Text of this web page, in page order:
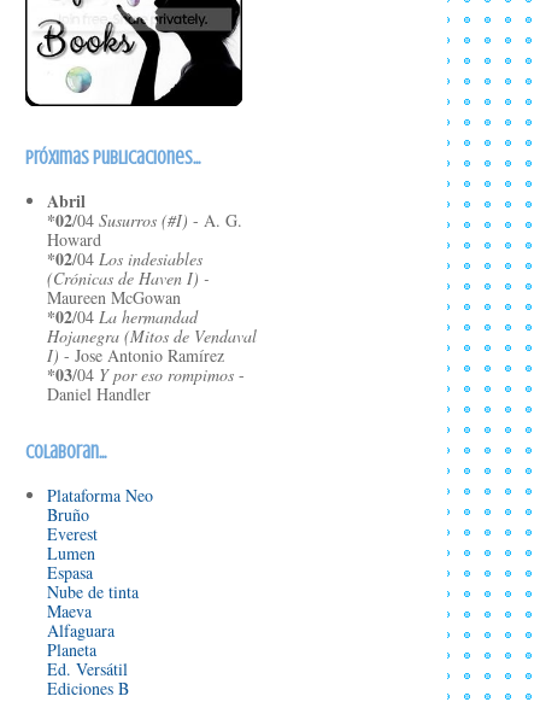
Próximas publicaciones...
Abril
*02/04 Susurros (#I) - A. G.
Howard
*02/04 Los indesiables
(Crónicas de Haven I) -
Maureen McGowan
*02/04 La hermandad
Hojanegra (Mitos de Vendaval
I) - Jose Antonio Ramírez
*03/04 Y por eso rompimos-
Daniel Handler
*04/04Enlazados
*04/04La trampa de los 18 (El
rapto I)- Erin Bowman
*08/04
lado- Stephanie Perkins
*09/04
Blanca Álvarez
*11/04El caso de la pistola y
el pastel de chocolate
Miller, Zach Stentz
*11/04El cuaderno de Aroha
Frances Miralles
Colaboran...
Plataforma Neo
Bruño
Everest
Lumen
Espasa
Nube de tinta
Maeva
Alfaguara
Planeta
Ed. Versátil
Ediciones B